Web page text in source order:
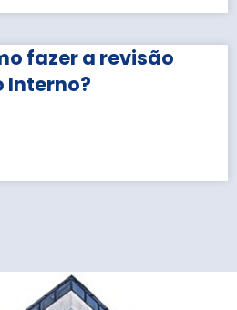
fazer a revisão
Interno?